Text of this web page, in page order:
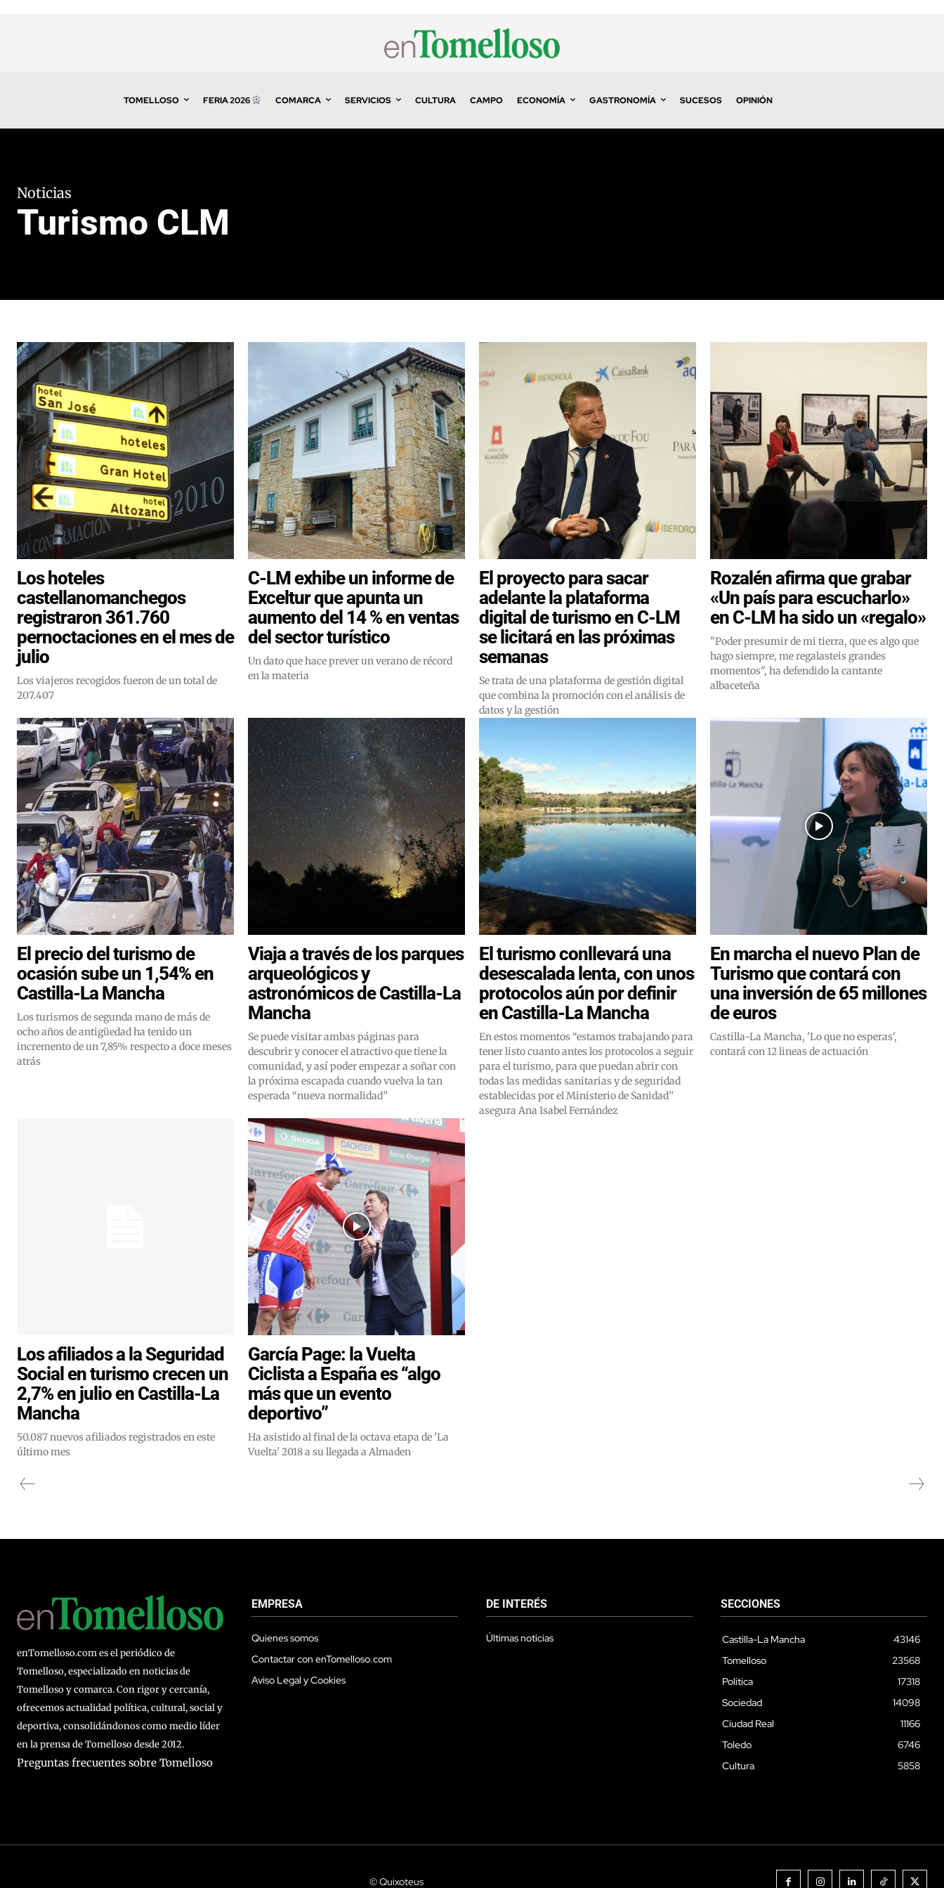
TOMELLOSO FERIA 2026 COMARCA SERVICIOS CULTURA CAMPO ECONOMÍA GASTRONOMÍA SUCESOS OPINIÓN
Noticias
Turismo CLM
Los hoteles
castellanomanchegos
registraron 361.760
pernoctaciones en el mes de
julio
Los viajeros recogidos fueron de un total de
207.407
C-LM exhibe un informe de
Exceltur que apunta un
aumento del 14 % en ventas
del sector turístico
Un dato que hace prever un verano de récord
en la materia
El proyecto para sacar
adelante la plataforma
digital de turismo en C-LM
se licitará en las próximas
semanas
Se trata de una plataforma de gestión digital
que combina la promoción con el análisis de
datos y la gestión
Rozalén afirma que grabar
«Un país para escucharlo»
en C-LM ha sido un «regalo»
"Poder presumir de mi tierra, que es algo que
hago siempre, me regalasteis grandes
momentos", ha defendido la cantante
albaceteña
El precio del turismo de
ocasión sube un 1,54% en
Castilla-La Mancha
Los turismos de segunda mano de más de
ocho años de antigüedad ha tenido un
incremento de un 7,85% respecto a doce meses
atrás
Viaja a través de los parques
arqueológicos y
astronómicos de Castilla-La
Mancha
Se puede visitar ambas páginas para
descubrir y conocer el atractivo que tiene la
comunidad, y así poder empezar a soñar con
la próxima escapada cuando vuelva la tan
esperada “nueva normalidad”
El turismo conllevará una
desescalada lenta, con unos
protocolos aún por definir
en Castilla-La Mancha
En estos momentos “estamos trabajando para
tener listo cuanto antes los protocolos a seguir
para el turismo, para que puedan abrir con
todas las medidas sanitarias y de seguridad
establecidas por el Ministerio de Sanidad”
asegura Ana Isabel Fernández
En marcha el nuevo Plan de
Turismo que contará con
una inversión de 65 millones
de euros
Castilla-La Mancha, 'Lo que no esperas',
contará con 12 lineas de actuación
Los afiliados a la Seguridad
Social en turismo crecen un
2,7% en julio en Castilla-La
Mancha
50.087 nuevos afiliados registrados en este
último mes
García Page: la Vuelta
Ciclista a España es “algo
más que un evento
deportivo”
Ha asistido al final de la octava etapa de 'La
Vuelta' 2018 a su llegada a Almaden
enTomelloso.com es el periódico de
Tomelloso, especializado en noticias de
Tomelloso y comarca. Con rigor y cercanía,
ofrecemos actualidad política, cultural, social y
deportiva, consolidándonos como medio líder
en la prensa de Tomelloso desde 2012.
Preguntas frecuentes sobre Tomelloso
EMPRESA
Quienes somos
Contactar con enTomelloso.com
Aviso Legal y Cookies
DE INTERÉS
Últimas noticias
SECCIONES
Castilla-La Mancha
43146
Tomelloso
23568
Política
17318
Sociedad
14098
Ciudad Real
11166
Toledo
6746
Cultura
5858
© Quixoteus